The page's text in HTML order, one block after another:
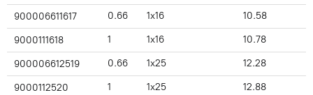
900006611617 0.66 1x16 10.58
9000111618 1 1x16 10.78
900006612519 0.66 1x25 12.28
9000112520 1 1x25 12.88